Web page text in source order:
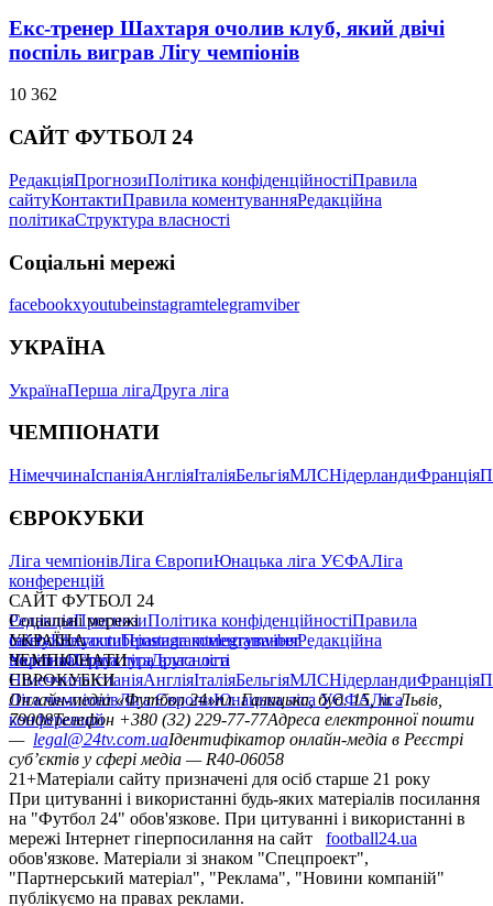
Екс-тренер Шахтаря очолив клуб, який двічі
поспіль виграв Лігу чемпіонів
10 362
САЙТ ФУТБОЛ 24
РедакціяПрогнозиПолітика конфіденційностіПравила
сайтуКонтактиПравила коментуванняРедакційна
політикаСтруктура власності
Соціальні мережі
facebookxyoutubeinstagramtelegramviber
УКРАЇНА
УкраїнаПерша лігаДруга ліга
ЧЕМПІОНАТИ
НімеччинаІспаніяАнгліяІталіяБельгіяМЛСНідерландиФранція
ЄВРОКУБКИ
Ліга чемпіонівЛіга ЄвропиЮнацька ліга УЄФАЛіга
конференцій
САЙТ ФУТБОЛ 24
РедакціяПрогнозиПолітика конфіденційностіПравила
сайтуКонтактиПравила коментуванняРедакційна
політикаСтруктура власності
Соціальні мережі
facebookxyoutubeinstagramtelegramviber
УКРАЇНА
УкраїнаПерша лігаДруга ліга
ЧЕМПІОНАТИ
НімеччинаІспаніяАнгліяІталіяБельгіяМЛСНідерландиФранція
ЄВРОКУБКИ
Ліга чемпіонівЛіга ЄвропиЮнацька ліга УЄФАЛіга
конференцій
Онлайн-медіа «Футбол 24»пл. Галицька, буд. 15, м. Львів,
79008Телефон +380 (32) 229-77-77Адреса електронної пошти
— legal@24tv.com.uaІдентифікатор онлайн-медіа в Реєстрі
суб’єктів у сфері медіа — R40-06058
21+Матеріали сайту призначені для осіб старше 21 року
При цитуванні і використанні будь-яких матеріалів посилання
на "Футбол 24" обов'язкове. При цитуванні і використанні в
мережі Інтернет гіперпосилання на сайт
football24.ua
обов'язкове. Матеріали зі знаком "Спецпроект",
"Партнерський матеріал", "Реклама", "Новини компаній"
публікуємо на правах реклами.